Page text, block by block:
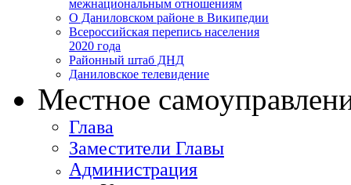
межнациональным отношениям
О Даниловском районе в Википедии
Всероссийская перепись населения
2020 года
Районный штаб ДНД
Даниловское телевидение
Местное
Глава
Заместители Главы
Администрация